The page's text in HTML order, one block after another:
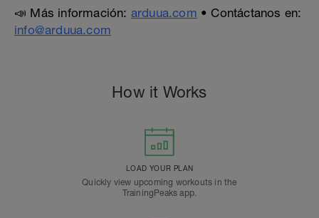
📣 Más información: arduua.com • Contáctanos en:
info@arduua.com
How it Works
LOAD YOUR PLAN
Quickly view upcoming workouts in the
TrainingPeaks app.